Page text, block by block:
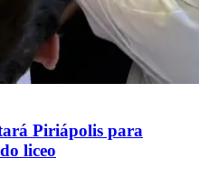
Piriápolis para
liceo